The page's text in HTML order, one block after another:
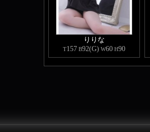
りりな
T157 B92(G) W60 H90